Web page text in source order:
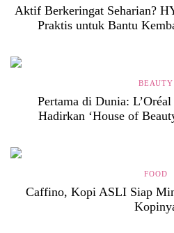
Aktif Berkeringat Seharian?
Praktis untuk Bantu
BEAUTY
Pertama di Dunia:
Hadirkan ‘House of
FOOD
Caffino, Kopi ASLI Siap